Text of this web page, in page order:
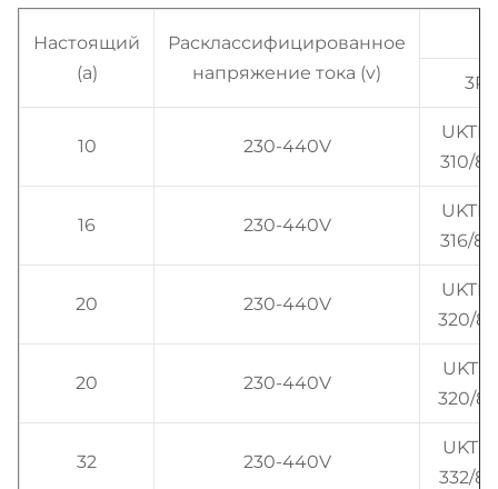
Настоящий
(a)
Расклассифицированное
напряжение тока (v)
3P
10 230-440V
310/
16 230-440V
316/
20 230-440V
320/
20 230-440V
320/
32 230-440V
332/